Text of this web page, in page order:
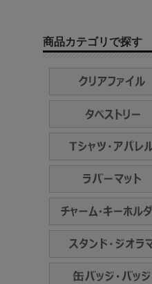
商品カテゴリで探す